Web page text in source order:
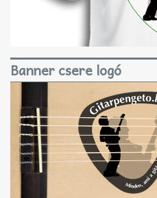
Banner csere logó